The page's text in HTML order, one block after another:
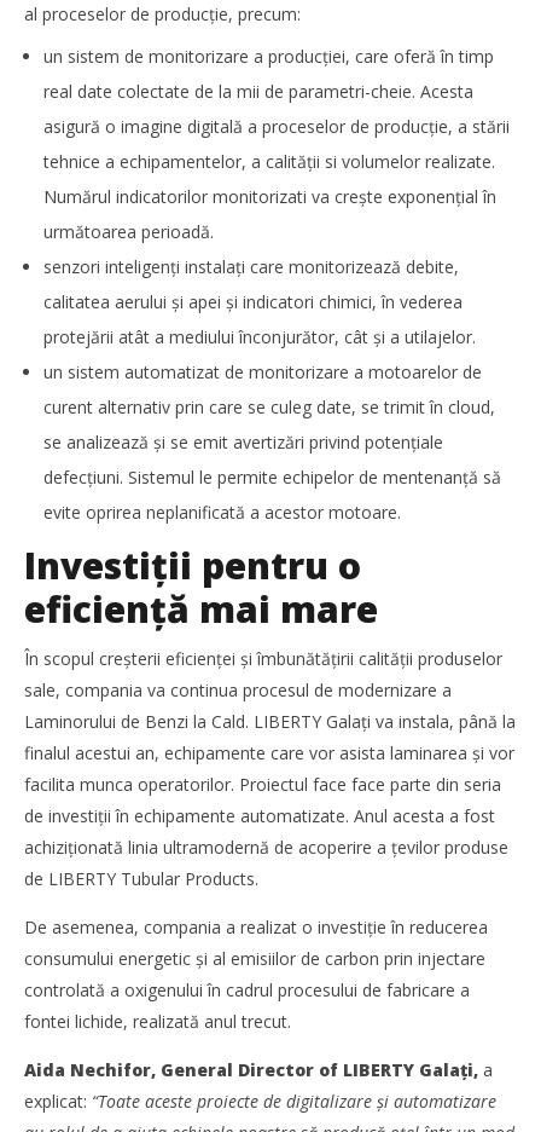
Negre
Redacția
Cushman & Wakefield Echinox: Cererea de spații
industriale și logistice din România a crescut cu 11% în
S1
Redacția
SAMEDAY a finalizat tranzacția de achiziție a Cargus
al proceselor de producție, precum:
un sistem de monitorizare a producției, care oferă în timp
real date colectate de la mii de parametri-cheie. Acesta
asigură o imagine digitală a proceselor de producție, a stării
tehnice a echipamentelor, a calității si volumelor realizate.
Numărul indicatorilor monitorizati va crește exponențial în
următoarea perioadă.
senzori inteligenți instalați care monitorizează debite,
calitatea aerului și apei și indicatori chimici, în vederea
protejării atât a mediului înconjurător, cât și a utilajelor.
un sistem automatizat de monitorizare a motoarelor de
curent alternativ prin care se culeg date, se trimit în cloud,
se analizează și se emit avertizări privind potențiale
defecțiuni. Sistemul le permite echipelor de mentenanță să
evite oprirea neplanificată a acestor motoare.
Investiții pentru o
eficiență mai mare
În scopul creșterii eficienței și îmbunătățirii calității produselor
sale, compania va continua procesul de modernizare a
Laminorului de Benzi la Cald. LIBERTY Galați va instala, până la
finalul acestui an, echipamente care vor asista laminarea și vor
facilita munca operatorilor. Proiectul face face parte din seria
de investiții în echipamente automatizate. Anul acesta a fost
achiziționată linia ultramodernă de acoperire a țevilor produse
de LIBERTY Tubular Products.
De asemenea, compania a realizat o investiție în reducerea
consumului energetic și al emisiilor de carbon prin injectare
controlată a oxigenului în cadrul procesului de fabricare a
fontei lichide, realizată anul trecut.
Aida Nechifor, General Director of LIBERTY Galați, a
explicat: “Toate aceste proiecte de digitalizare și automatizare